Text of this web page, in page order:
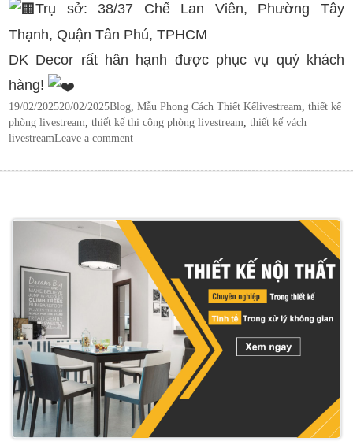
Trụ sở: 38/37 Chế Lan Viên, Phường Tây
Thạnh, Quận Tân Phú, TPHCM
DK Decor rất hân hạnh được phục vụ quý khách
hàng!
Posted
on
19/02/202520/02/2025Categories
Blog ,Mẫu Phong Cách Thiết KếTags
livestream ,thiết kế
phòng livestream ,thiết kế thi công phòng livestream ,thiết kế vách
livestreamLeave a comment